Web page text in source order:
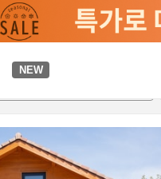
NEW
편의 시설/서비스